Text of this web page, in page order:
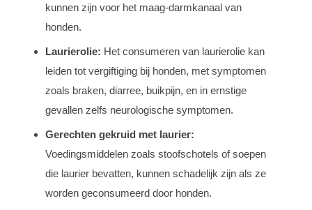
kunnen zijn voor het maag-darmkanaal van
honden.
Laurierolie: Het consumeren van laurierolie kan
leiden tot vergiftiging bij honden, met symptomen
zoals braken, diarree, buikpijn, en in ernstige
gevallen zelfs neurologische symptomen.
Gerechten gekruid met laurier:
Voedingsmiddelen zoals stoofschotels of soepen
die laurier bevatten, kunnen schadelijk zijn als ze
worden geconsumeerd door honden.